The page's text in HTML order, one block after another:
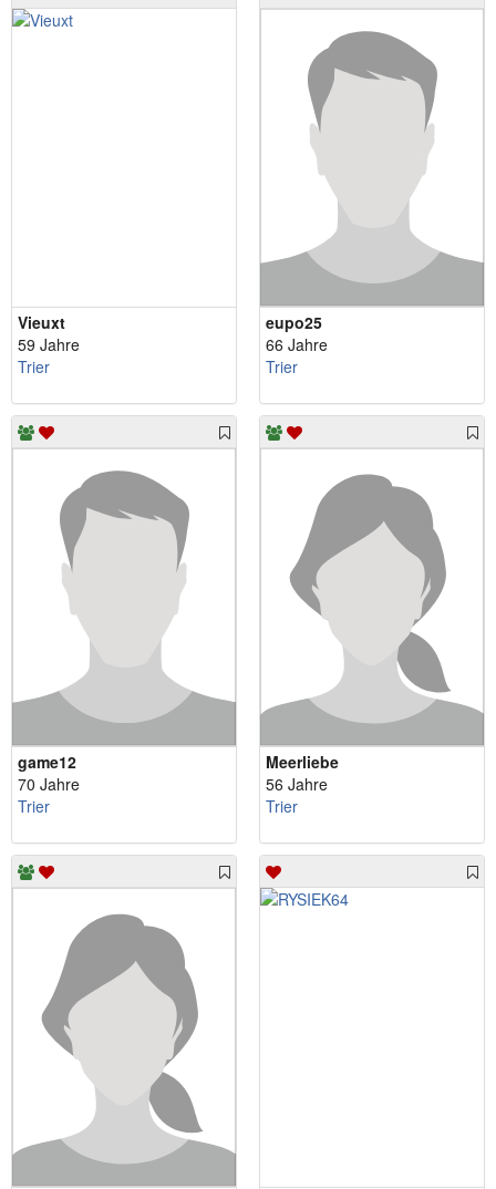
Vieuxt
59 Jahre
Trier
eupo25
66 Jahre
Trier
game12
70 Jahre
Trier
Meerliebe
56 Jahre
Trier